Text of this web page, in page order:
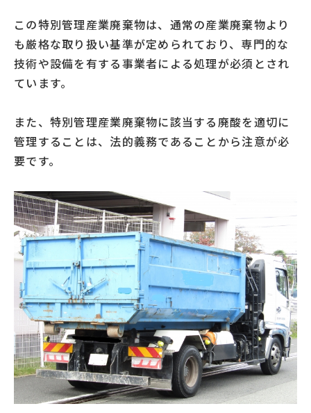
この特別管理産業廃棄物は、通常の産業廃棄物より
も厳格な取り扱い基準が定められており、専門的な
技術や設備を有する事業者による処理が必須とされ
ています。
また、特別管理産業廃棄物に該当する廃酸を適切に
管理することは、法的義務であることから注意が必
要です。